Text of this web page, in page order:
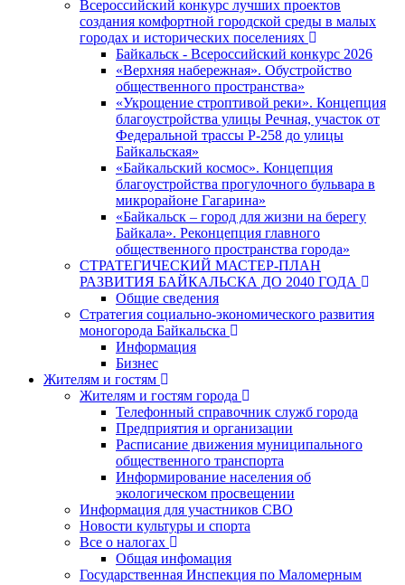
Всероссийский конкурс лучших проектов
создания комфортной городской среды в малых
городах и исторических поселениях
Байкальск - Всероссийский конкурс 2026
«Верхняя набережная». Обустройство
общественного пространства»
«Укрощение строптивой реки». Концепция
благоустройства улицы Речная, участок от
Федеральной трассы Р-258 до улицы
Байкальская»
«Байкальский космос». Концепция
благоустройства прогулочного бульвара в
микрорайоне Гагарина»
«Байкальск – город для жизни на берегу
Байкала». Реконцепция главного
общественного пространства города»
СТРАТЕГИЧЕСКИЙ МАСТЕР-ПЛАН
РАЗВИТИЯ БАЙКАЛЬСКА ДО 2040 ГОДА
Общие сведения
Стратегия социально-экономического развития
моногорода Байкальска
Информация
Бизнес
Жителям и гостям
Жителям и гостям города
Телефонный справочник служб города
Предприятия и организации
Расписание движения муниципального
общественного транспорта
Информирование населения об
экологическом просвещении
Информация для участников СВО
Новости культуры и спорта
Все о налогах
Общая инфомация
Государственная Инспекция по Маломерным